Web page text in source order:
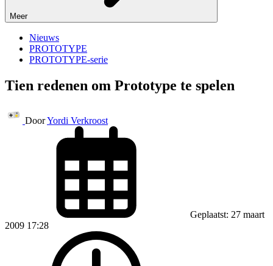
Meer
Nieuws
PROTOTYPE
PROTOTYPE-serie
Tien redenen om Prototype te spelen
DoorYordi Verkroost
Geplaatst: 27 maart
2009 17:28